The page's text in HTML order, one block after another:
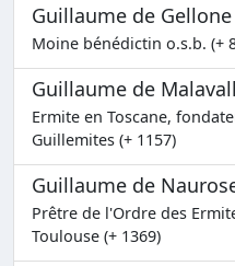
Guillaume de Gellone
Moine bénédictin o.s.b. (+
Guillaume de
Ermite en Toscane,
Guillemites (+ 1157)
Guillaume de
Prêtre de l'Ordre des
Toulouse (+ 1369)